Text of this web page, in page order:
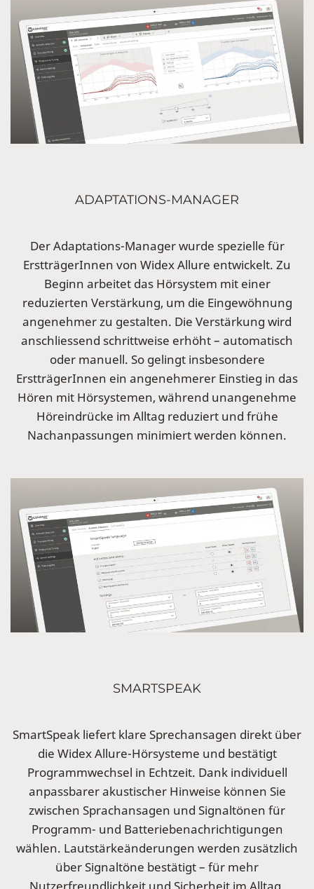
ADAPTATIONS-MANAGER
Der Adaptations-Manager wurde spezielle für
ErstträgerInnen von Widex Allure entwickelt. Zu
Beginn arbeitet das Hörsystem mit einer
reduzierten Verstärkung, um die Eingewöhnung
angenehmer zu gestalten. Die Verstärkung wird
anschliessend schrittweise erhöht – automatisch
oder manuell. So gelingt insbesondere
ErstträgerInnen ein angenehmerer Einstieg in das
Hören mit Hörsystemen, während unangenehme
Höreindrücke im Alltag reduziert und frühe
Nachanpassungen minimiert werden können.
SMARTSPEAK
SmartSpeak liefert klare Sprechansagen direkt über
die Widex Allure-Hörsysteme und bestätigt
Programmwechsel in Echtzeit. Dank individuell
anpassbarer akustischer Hinweise können Sie
zwischen Sprachansagen und Signaltönen für
Programm- und Batteriebenachrichtigungen
wählen. Lautstärkeänderungen werden zusätzlich
über Signaltöne bestätigt – für mehr